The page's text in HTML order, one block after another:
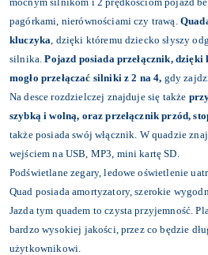
pagórkami, nierównościami czy trawą.
kluczyka , dzięki któremu dziecko słyszy
silnika. Pojazd posiada przełącznik, dzięki
mogło przełączać silniki z 2 na 4, gdy
Na desce rozdzielczej znajduje się także
szybką i wolną, oraz przełącznik przód,
także posiada swój włącznik. W quadzie
wejściem na USB, MP3, mini kartę SD.
Podświetlane zegary, ledowe oświetlenie
Quad posiada amortyzatory, szerokie
Jazda tym quadem to czysta przyjemność.
bardzo wysokiej jakości, przez co będzie
użytkownikowi.